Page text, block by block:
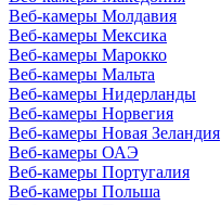
Веб-камеры Молдавия
Веб-камеры Мексика
Веб-камеры Марокко
Веб-камеры Мальта
Веб-камеры Нидерланды
Веб-камеры Норвегия
Веб-камеры Новая Зеландия
Веб-камеры ОАЭ
Веб-камеры Португалия
Веб-камеры Польша